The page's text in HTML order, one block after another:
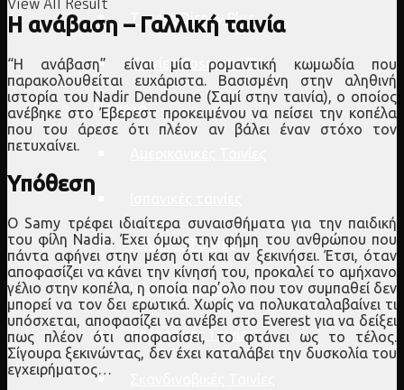
Ταινίες Disney Plus
Ταινίες Cosmote TV
Περιοχή
Γαλλικές Ταινίες
Ιταλικές Ταινίες
Βρετανικές Ταινίες
Η ανάβαση – Γαλλική ταινία
“Η ανάβαση” είναι μία ρομαντική κωμωδία που
παρακολουθείται ευχάριστα. Βασισμένη στην αληθινή
ιστορία του Nadir Dendoune (Σαμί στην ταινία), ο οποίος
ανέβηκε στο Έβερεστ προκειμένου να πείσει την κοπέλα
που του άρεσε ότι πλέον αν βάλει έναν στόχο τον
πετυχαίνει.
Υπόθεση
Ο Samy τρέφει ιδιαίτερα συναισθήματα για την παιδική
του φίλη Nadia. Έχει όμως την φήμη του ανθρώπου που
πάντα αφήνει στην μέση ότι και αν ξεκινήσει. Έτσι, όταν
αποφασίζει να κάνει την κίνησή του, προκαλεί το αμήχανο
γέλιο στην κοπέλα, η οποία παρ’ολο που τον συμπαθεί δεν
μπορεί να τον δει ερωτικά. Χωρίς να πολυκαταλαβαίνει τι
υπόσχεται, αποφασίζει να ανέβει στο Everest για να δείξει
πως πλέον ότι αποφασίσει, το φτάνει ως το τέλος.
Σίγουρα ξεκινώντας, δεν έχει καταλάβει την δυσκολία του
εγχειρήματος…